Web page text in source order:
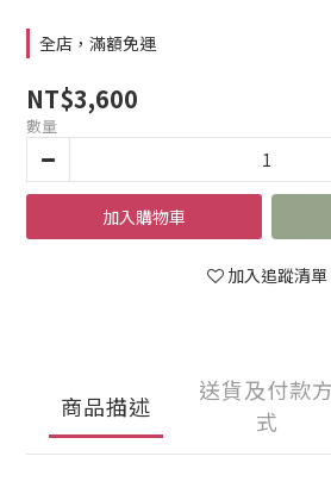
全店，滿額免運
NT$3,600
數量
加入購物車
加入追蹤清單
商品描述
送貨及付款方
式